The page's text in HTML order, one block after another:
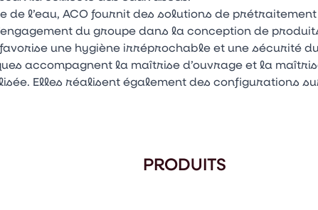
de l’eau, ACO fournit des solutions de
du groupe dans la conception de
une hygiène irréprochable et une sécurité
accompagnent la maîtrise d’ouvrage et la
Elles réalisent également des configurations
PRODUITS